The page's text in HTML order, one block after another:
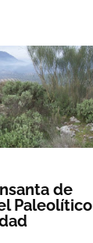
de
Paleolítico